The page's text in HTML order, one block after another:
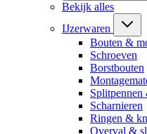
Bekijk alles
IJzerwaren
Bouten &
Schroeven
Borstbouten
Scharnieren
Ringen &
Overval &